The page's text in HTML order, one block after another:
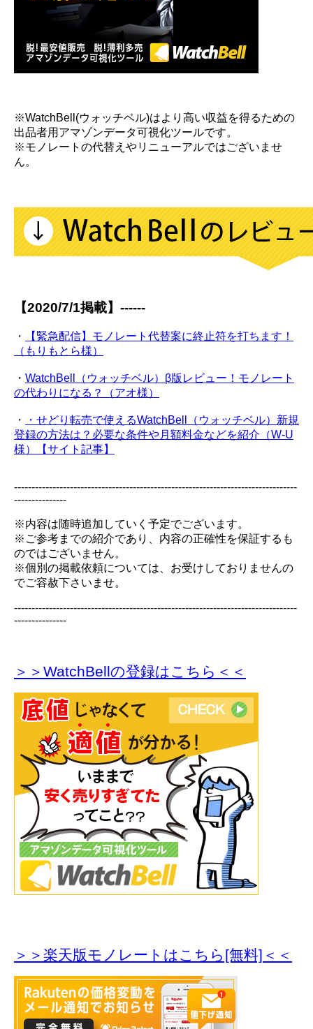
※WatchBell(ウォッチベル)はより高い収益を得るための
出品者用アマゾンデータ可視化ツールです。
※モノレートの代替えやリニューアルではございませ
ん。
【2020/7/1掲載】------
・
【緊急配信】モノレート代替案に終止符を打ちます！
（もりもとら様）
・ WatchBell（ウォッチベル）β版レビュー！モノレート
の代わりになる？（アオ様）
・
・せどり転売で使えるWatchBell（ウォッチベル）新規
登録の方法は？必要な条件や月額料金などを紹介（W-U
様）【サイト記事】
---------------------------------------------------------------------------------
---------------
※内容は随時追加していく予定でございます。
※ご参考までの紹介であり、内容の正確性を保証するも
のではございません。
※個別の掲載依頼については、お受けしておりませんの
でご容赦下さいませ。
---------------------------------------------------------------------------------
---------------
＞＞WatchBellの登録はこちら＜＜
＞＞楽天版モノレートはこちら[無料]＜＜